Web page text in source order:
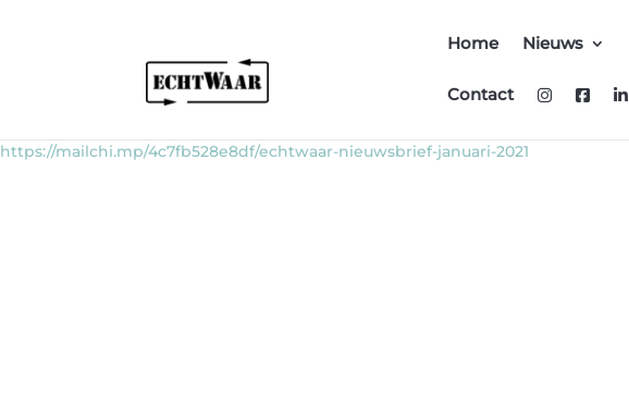
Home Nieuws
Contact
https://mailchi.mp/4c7fb528e8df/echtwaar-nieuwsbrief-januari-2021